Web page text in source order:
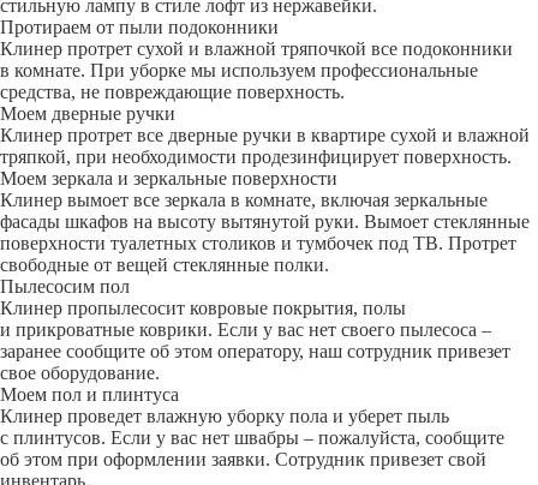
стильную лампу в стиле лофт из нержавейки.
Протираем от пыли подоконники
Клинер протрет сухой и влажной тряпочкой все подоконники
в комнате. При уборке мы используем профессиональные
средства, не повреждающие поверхность.
Моем дверные ручки
Клинер протрет все дверные ручки в квартире сухой и влажной
тряпкой, при необходимости продезинфицирует поверхность.
Моем зеркала и зеркальные поверхности
Клинер вымоет все зеркала в комнате, включая зеркальные
фасады шкафов на высоту вытянутой руки. Вымоет стеклянные
поверхности туалетных столиков и тумбочек под ТВ. Протрет
свободные от вещей стеклянные полки.
Пылесосим пол
Клинер пропылесосит ковровые покрытия, полы
и прикроватные коврики. Если у вас нет своего пылесоса –
заранее сообщите об этом оператору, наш сотрудник привезет
свое оборудование.
Моем пол и плинтуса
Клинер проведет влажную уборку пола и уберет пыль
с плинтусов. Если у вас нет швабры – пожалуйста, сообщите
об этом при оформлении заявки. Сотрудник привезет свой
инвентарь.